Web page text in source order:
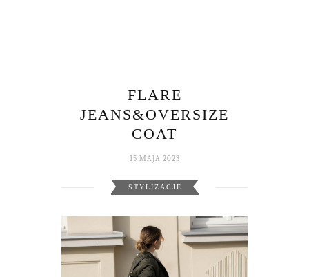
FLARE
JEANS&OVERSIZE
COAT
15 MAJA 2023
STYLIZACJE